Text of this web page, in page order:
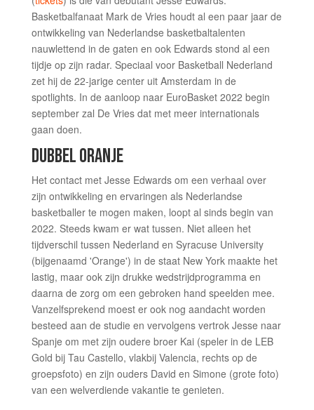
Basketbalfanaat Mark de Vries houdt al een paar jaar de
ontwikkeling van Nederlandse basketbaltalenten
nauwlettend in de gaten en ook Edwards stond al een
tijdje op zijn radar. Speciaal voor Basketball Nederland
zet hij de 22-jarige center uit Amsterdam in de
spotlights. In de aanloop naar EuroBasket 2022 begin
september zal De Vries dat met meer internationals
gaan doen.
DUBBEL ORANJE
Het contact met Jesse Edwards om een verhaal over
zijn ontwikkeling en ervaringen als Nederlandse
basketballer te mogen maken, loopt al sinds begin van
2022. Steeds kwam er wat tussen. Niet alleen het
tijdverschil tussen Nederland en Syracuse University
(bijgenaamd 'Orange') in de staat New York maakte het
lastig, maar ook zijn drukke wedstrijdprogramma en
daarna de zorg om een gebroken hand speelden mee.
Vanzelfsprekend moest er ook nog aandacht worden
besteed aan de studie en vervolgens vertrok Jesse naar
Spanje om met zijn oudere broer Kai (speler in de LEB
Gold bij Tau Castello, vlakbij Valencia, rechts op de
groepsfoto) en zijn ouders David en Simone (grote foto)
van een welverdiende vakantie te genieten.